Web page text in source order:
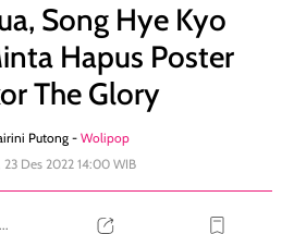
Song Hye Kyo
Hapus Poster
The Glory
Putong - Wolipop
23 Des 2022 14:00 WIB